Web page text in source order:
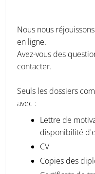
Nous nous
en ligne.
Avez-vous des
contacter.
Seuls les dossiers
avec :
Lettre de
disponibilité
CV
Copies des